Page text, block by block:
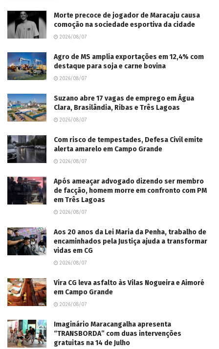
Morte precoce de jogador de Maracaju causa
comoção na sociedade esportiva da cidade
2026/08/07
Agro de MS amplia exportações em 12,4% com
destaque para soja e carne bovina
2026/08/07
Suzano abre 17 vagas de emprego em Água
Clara, Brasilândia, Ribas e Três Lagoas
2026/08/07
Com risco de tempestades, Defesa Civil emite
alerta amarelo em Campo Grande
2026/08/07
Após ameaçar advogado dizendo ser membro
de facção, homem morre em confronto com PM
em Três Lagoas
2026/08/07
Aos 20 anos da Lei Maria da Penha, trabalho de
encaminhados pela Justiça ajuda a transformar
vidas em CG
2026/08/07
Vira CG leva asfalto às Vilas Nogueira e Aimoré
em Campo Grande
2026/08/07
Imaginário Maracangalha apresenta
“TRANSBORDA” com duas intervenções
gratuitas na 14 de Julho